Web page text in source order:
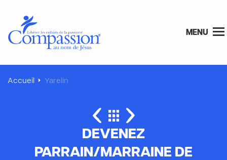
MENU
Accueil Yarelin
DEVENEZ
PARRAIN/MARRAINE DE